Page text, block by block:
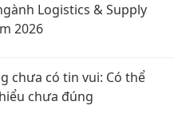
Logistics & Supply
2026
chưa có tin vui: Có thể
chưa đúng